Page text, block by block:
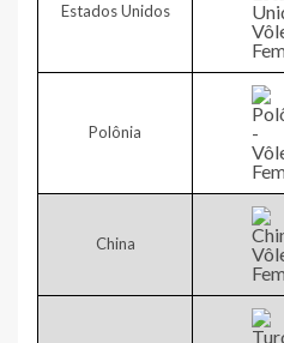
Estados Unidos
Polônia
China